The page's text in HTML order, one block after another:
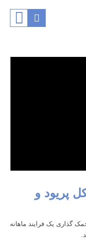
پریود و
گذاری یک فرایند ماهانه